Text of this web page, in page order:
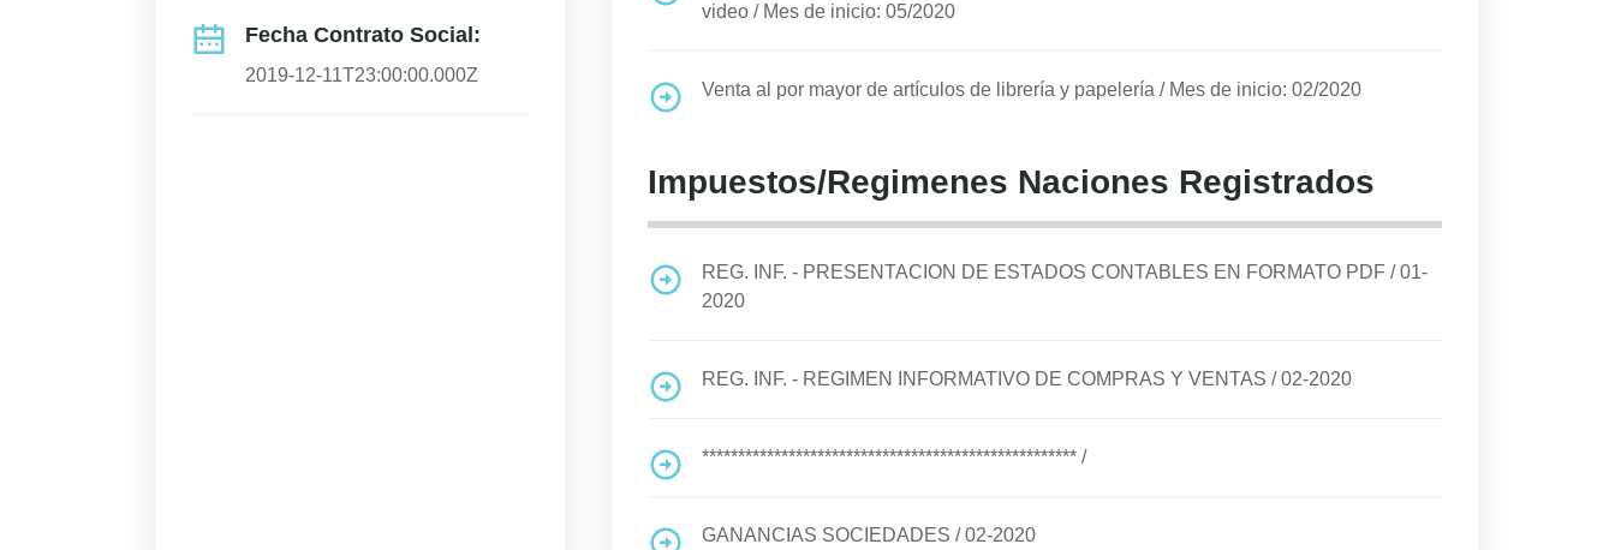
Fecha Contrato Social:
2019-12-11T23:00:00.000Z
video / Mes de inicio: 05/2020
Venta al por mayor de artículos de librería y papelería / Mes de inicio: 02/2020
Impuestos/Regimenes Naciones Registrados
REG. INF. - PRESENTACION DE ESTADOS CONTABLES EN FORMATO PDF /01-
2020
REG. INF. - REGIMEN INFORMATIVO DE COMPRAS Y VENTAS /02-2020
**************************************************** /
GANANCIAS SOCIEDADES /02-2020